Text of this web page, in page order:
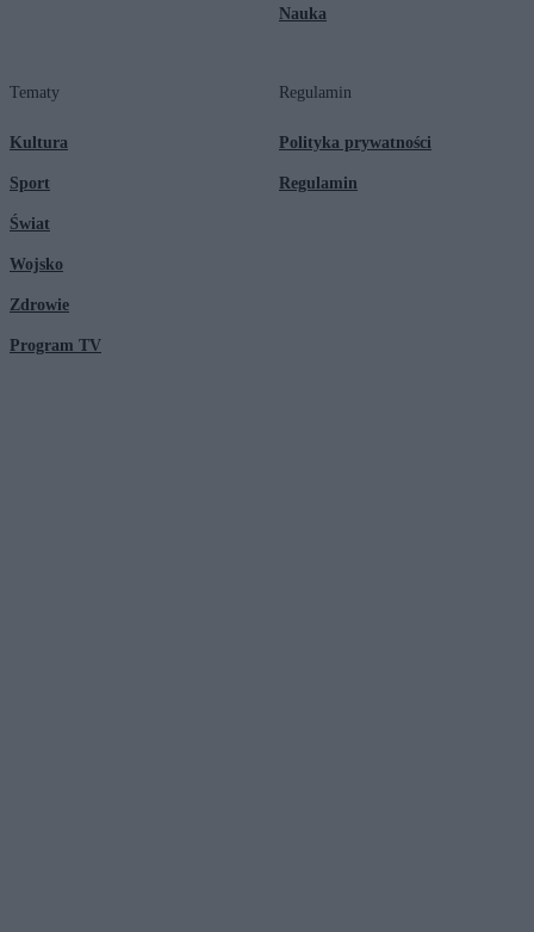
Nauka
Tematy
Kultura
Sport
Świat
Wojsko
Zdrowie
Program TV
Regulamin
Polityka prywatności
Regulamin